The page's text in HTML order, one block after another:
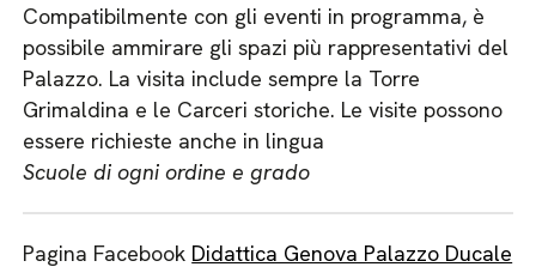
Compatibilmente con gli eventi in programma, è
possibile ammirare gli spazi più rappresentativi del
Palazzo. La visita include sempre la Torre
Grimaldina e le Carceri storiche. Le visite possono
essere richieste anche in lingua
Scuole di ogni ordine e grado
Pagina Facebook Didattica Genova Palazzo Ducale